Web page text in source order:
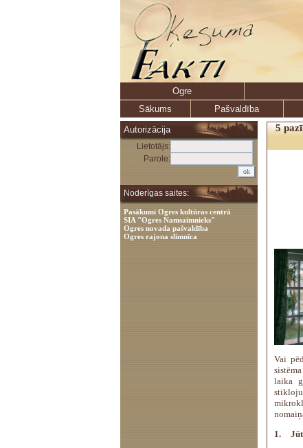
Ogre
Sākums
Pašvaldība
Autorizācija
Lietotājs:
Parole:
Noderīgas saites:
Pasākumi Ogres kultūras centrā
SIA "Ogres Namsaimnieks"
Ogres novada pašvaldība
Ogres rajona slimnīca
5
Vai
laika
1.